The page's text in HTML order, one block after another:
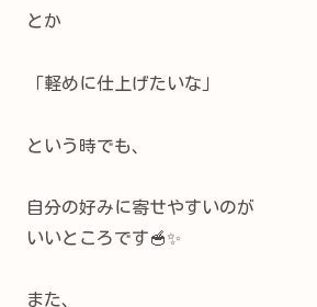
とか
「軽めに仕上げたいな」
という時でも、
自分の好みに寄せやすいのが
いいところです🥣✨
また、